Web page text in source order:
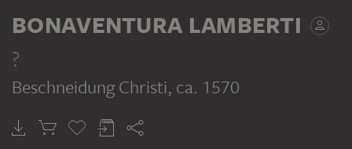
BONAVENTURA LAMBERTI
?
Beschneidung Christi, ca. 1570